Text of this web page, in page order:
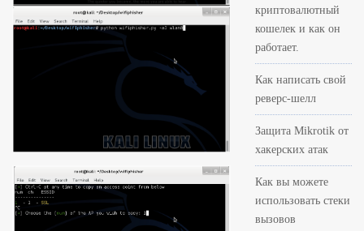
криптовалютный
кошелек и как он
работает.
Как написать свой
реверс-шелл
Защита Mikrotik от
хакерских атак
Как вы можете
использовать стеки
вызовов